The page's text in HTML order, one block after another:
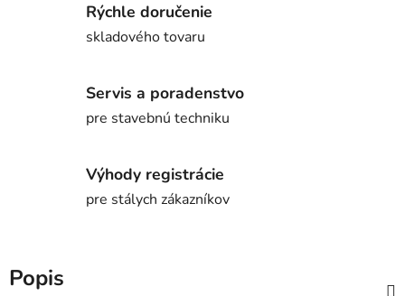
Rýchle doručenie
skladového tovaru
Servis a poradenstvo
pre stavebnú techniku
Výhody registrácie
pre stálych zákazníkov
Popis